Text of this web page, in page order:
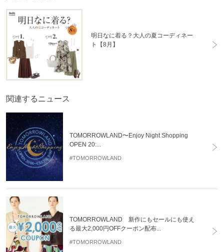
明日なに着る？大人の夏コーディネー
ト【8月】
関連するニュース
TOMORROWLAND〜Enjoy Night Shopping
OPEN 20:...
#TOMORROWLAND
TOMORROWLAND 新作にもセールにも使え
る最大2,000円OFFクーポン配布...
#TOMORROWLAND